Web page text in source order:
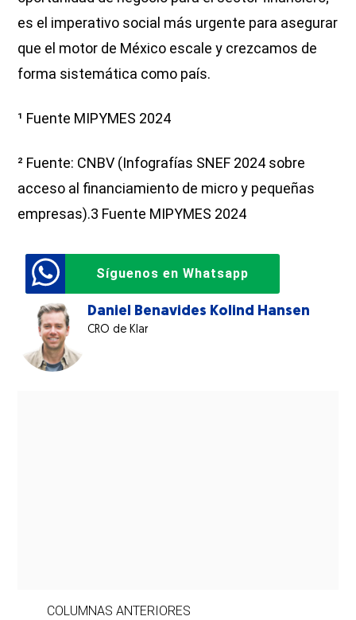
es el imperativo social más urgente para asegurar
que el motor de México escale y crezcamos de
forma sistemática como país.
¹ Fuente MIPYMES 2024
² Fuente: CNBV (Infografías SNEF 2024 sobre
acceso al financiamiento de micro y pequeñas
empresas).3 Fuente MIPYMES 2024
Síguenos en Whatsapp
Daniel Benavides Kolind Hansen
CRO de Klar
COLUMNAS ANTERIORES